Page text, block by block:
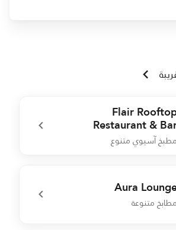
Flair
Restaurant &
مطبخ آسيوي متنوع
undefined Flair
Aura
مطابخ متنوعة